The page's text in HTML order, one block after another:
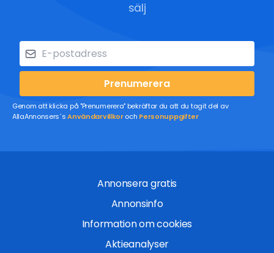
sälj
Prenumerera
Genom att klicka på "Prenumerera" bekräftar du att du tagit del av
AllaAnnonsers´sAnvändarvillkoroch Personuppgifter
Annonsera gratis
Annonsinfo
Information om cookies
Aktieanalyser